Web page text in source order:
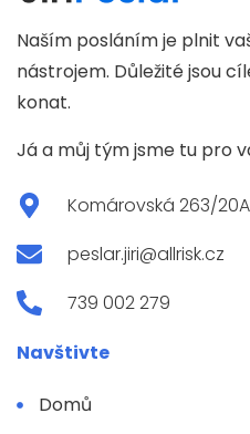
Naším posláním je plnit
nástrojem. Důležité jsou
konat.
Já a můj tým jsme tu pro
Komárovská 263/20A
peslar.jiri@allrisk.cz
739 002 279
Navštivte
Domů